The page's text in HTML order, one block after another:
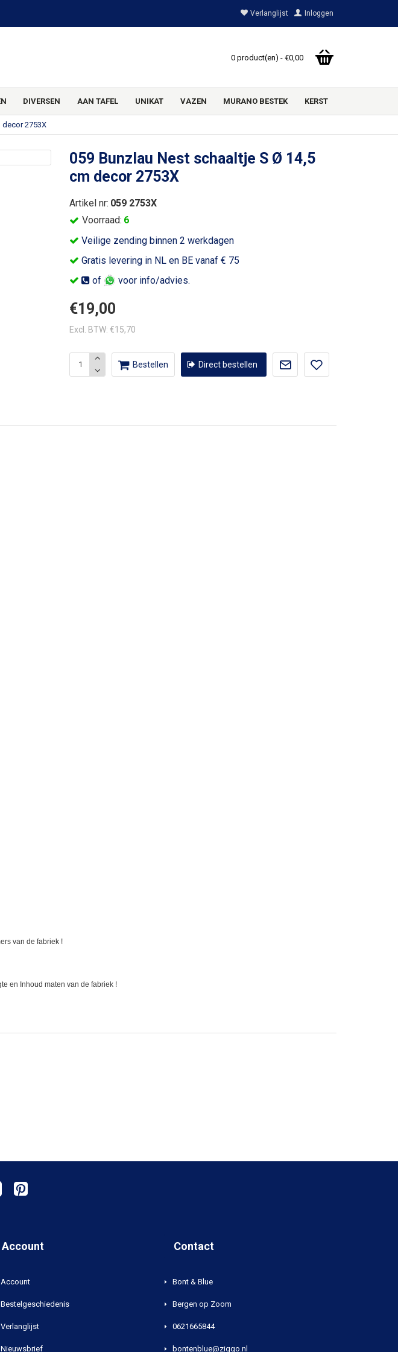
Verlanglijst Inloggen
0 product(en) - €0,00
DIVERSEN AAN TAFEL UNIKAT VAZEN MURANO BESTEK KERST
decor 2753X
059 Bunzlau Nest schaaltje S Ø 14,5
cm decor 2753X
Veilige zending binnen 2 werkdagen
Gratis levering in NL en BE vanaf € 75
of
voor info/advies.
Voorraad: 6
Artikel nr: 059 2753X
€19,00
Excl. BTW: €15,70
Bestellen Direct bestellen
van de fabriek !
en Inhoud maten van de fabriek !
Account
Account
Bestelgeschiedenis
Verlanglijst
Nieuwsbrief
Contact
Bont & Blue
Bergen op Zoom
0621665844
bontenblue@ziggo.nl